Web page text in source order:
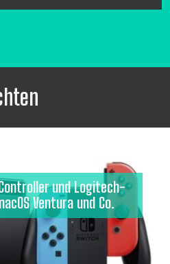
und Logitech-
Ventura und Co.